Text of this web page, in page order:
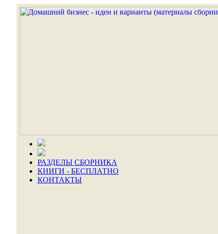
РАЗДЕЛЫ СБОРНИКА
КНИГИ - БЕСПЛАТНО
КОНТАКТЫ